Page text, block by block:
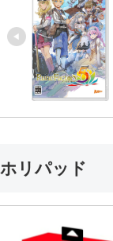
ホリパッド